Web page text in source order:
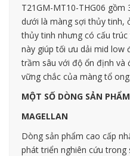
T21GM-MT10-THG06
dưới là màng sợi thủy tinh,
thủy tinh nhưng có cấu
này giúp tối ưu dải mid
trầm sâu với độ ổn định và
vững chắc của màng tổ ong.
MỘT SỐ DÒNG SẢN
MAGELLAN
Dòng sản phẩm cao cấp
phát triển nghiên cứu